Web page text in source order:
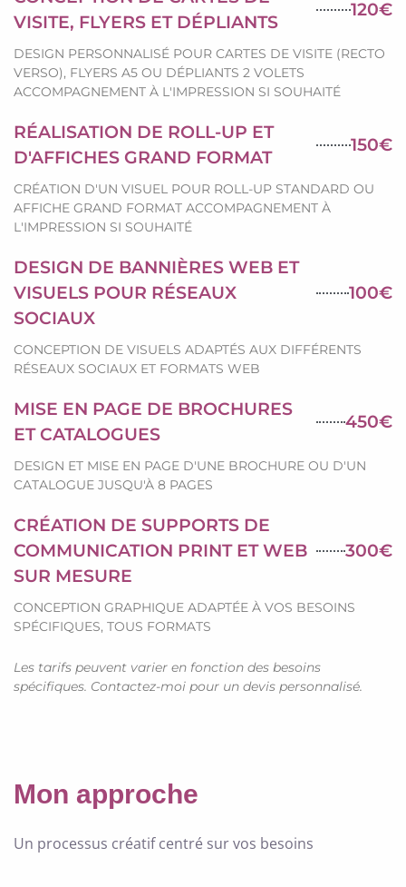
VISITE, FLYERS ET DÉPLIANTS
120€
DESIGN PERSONNALISÉ POUR CARTES DE VISITE (RECTO
VERSO), FLYERS A5 OU DÉPLIANTS 2 VOLETS
ACCOMPAGNEMENT À L'IMPRESSION SI SOUHAITÉ
RÉALISATION DE ROLL-UP ET
D'AFFICHES GRAND FORMAT
150€
CRÉATION D'UN VISUEL POUR ROLL-UP STANDARD OU
AFFICHE GRAND FORMAT ACCOMPAGNEMENT À
L'IMPRESSION SI SOUHAITÉ
DESIGN DE BANNIÈRES WEB ET
VISUELS POUR RÉSEAUX
SOCIAUX
100€
CONCEPTION DE VISUELS ADAPTÉS AUX DIFFÉRENTS
RÉSEAUX SOCIAUX ET FORMATS WEB
MISE EN PAGE DE BROCHURES
ET CATALOGUES
450€
DESIGN ET MISE EN PAGE D'UNE BROCHURE OU D'UN
CATALOGUE JUSQU'À 8 PAGES
CRÉATION DE SUPPORTS DE
COMMUNICATION PRINT ET WEB
SUR MESURE
300€
CONCEPTION GRAPHIQUE ADAPTÉE À VOS BESOINS
SPÉCIFIQUES, TOUS FORMATS
Les tarifs peuvent varier en fonction des besoins
spécifiques. Contactez-moi pour un devis personnalisé.
Mon approche
Un processus créatif centré sur vos besoins